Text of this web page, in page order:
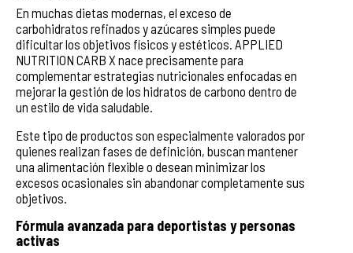
En muchas dietas modernas, el exceso de
carbohidratos refinados y azúcares simples puede
dificultar los objetivos físicos y estéticos. APPLIED
NUTRITION CARB X nace precisamente para
complementar estrategias nutricionales enfocadas en
mejorar la gestión de los hidratos de carbono dentro de
un estilo de vida saludable.
Este tipo de productos son especialmente valorados por
quienes realizan fases de definición, buscan mantener
una alimentación flexible o desean minimizar los
excesos ocasionales sin abandonar completamente sus
objetivos.
Fórmula avanzada para deportistas y personas
activas